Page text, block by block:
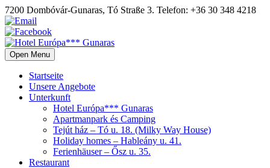
7200 Dombóvár-Gunaras, Tó Straße 3. Telefon: +36 30 348 4218
Open Menu
Startseite
Unsere Angebote
Unterkunft
Hotel Európa*** Gunaras
Apartmanpark és Camping
Tejút ház – Tó u. 18. (Milky Way House)
Holiday homes – Hableány u. 41.
Ferienhäuser – Ősz u. 35.
Restaurant